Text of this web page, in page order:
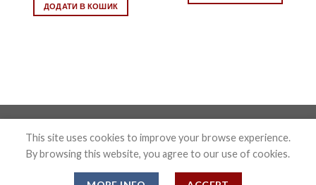
ДОДАТИ В КОШИК
Copyright 2026 ©Confix
This site uses cookies to improve your browse experience.
By browsing this website, you agree to our use of cookies.